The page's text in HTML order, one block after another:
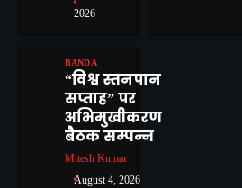
2026
BANDA
“विश्व स्तनपान
सप्ताह” पर
अभिमुखीकरण
बैठक सम्पन्न
Mitesh Kumar
August 4, 2026
अभियुक्तों को
Mitesh Kumar